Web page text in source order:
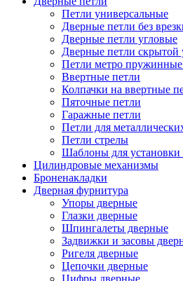
Петли универсальные
Дверные петли без
Дверные петли угловые
Дверные петли скрытой
Петли метро
Ввертные петли
Колпачки на ввертные
Пяточные петли
Гаражные петли
Петли для
Петли стрелы
Шаблоны для установки
Цилиндровые механизмы
Броненакладки
Дверная фурнитура
Упоры дверные
Глазки дверные
Шпингалеты дверные
Задвижки и засовы
Ригеля дверные
Цепочки дверные
Цифры дверные